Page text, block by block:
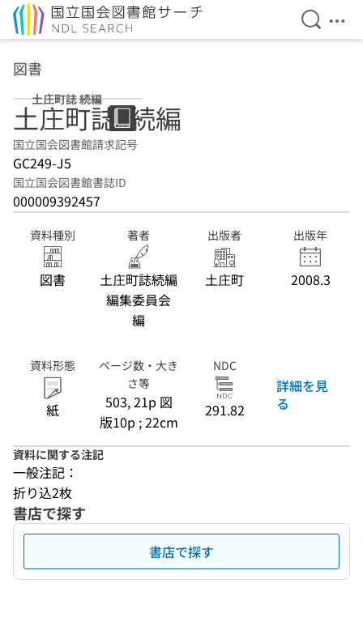
検索を
メ
図書
土庄町誌 続編
土庄町誌. 続編
国立国会図書館請求記号
GC249-J5
国立国会図書館書誌ID
000009392457
資料種別
図書
著者
土庄町誌続編
編集委員会
編
出版者
土庄町
出版年
2008.3
資料形態
紙
ページ数・大き
さ等
503, 21p 図
版10p ; 22cm
NDC
291.82
詳細を見
る
資料に関する注記
一般注記：
折り込2枚
書店で探す
書店で探す